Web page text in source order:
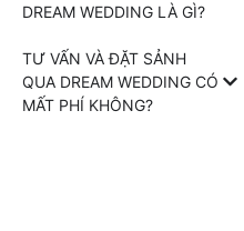
DREAM WEDDING LÀ GÌ?
TƯ VẤN VÀ ĐẶT SẢNH
QUA DREAM WEDDING CÓ
MẤT PHÍ KHÔNG?